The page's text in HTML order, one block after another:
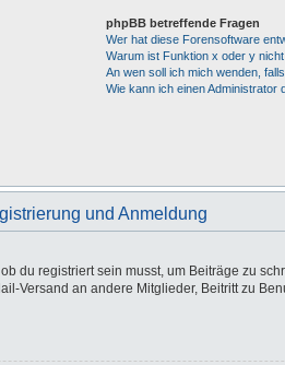
phpBB betreffende Fragen
Wer hat diese Forensoftware
Warum ist Funktion x oder y
An wen soll ich mich wenden,
Wie kann ich einen Administrator
und Anmeldung
registriert sein musst, um Beiträge zu
Versand an andere Mitglieder, Beitritt zu